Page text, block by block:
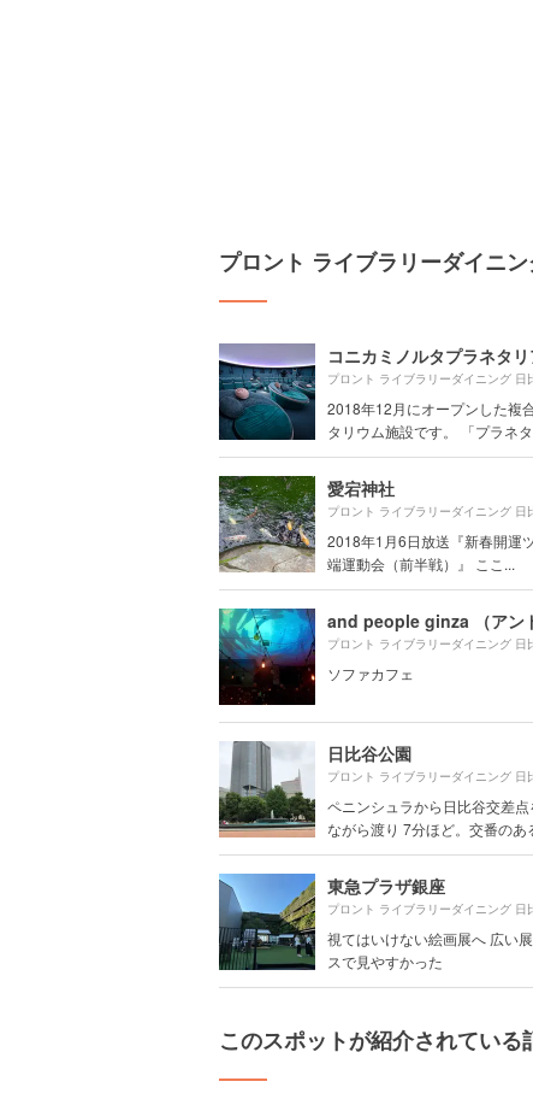
プロント ライブラリーダイニ
2018年12月にオープンした複
タリウム施設です。 「プラネ
愛宕神社
2018年1月6日放送『新春開運
端運動会（前半戦）』 ここ...
ソファカフェ
日比谷公園
ペニンシュラから日比谷交差点
ながら渡り 7分ほど。交番のあ
東急プラザ銀座
視てはいけない絵画展へ 広い
スで見やすかった
このスポットが紹介されている